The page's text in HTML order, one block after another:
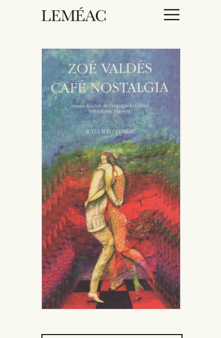
ACCUEIL
CATALOGUE
AUTEURICES
DROITS / RIGHTS
À PROPOS